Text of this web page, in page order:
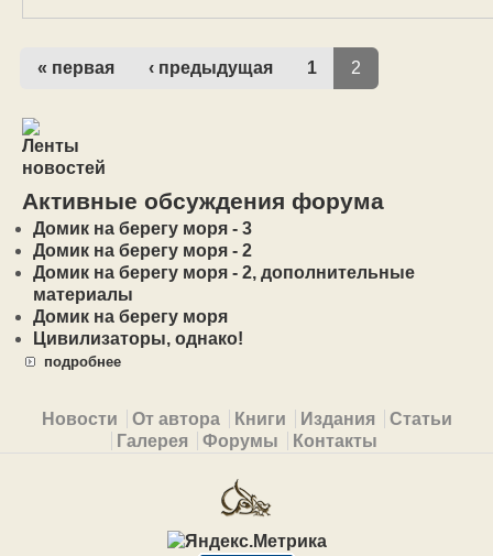
« первая ‹ предыдущая 1 2
Активные обсуждения форума
Домик на берегу моря - 3
Домик на берегу моря - 2
Домик на берегу моря - 2, дополнительные
материалы
Домик на берегу моря
Цивилизаторы, однако!
подробнее
Primary menu
Новости От автора Книги Издания
Статьи
Галерея
Форумы Контакты